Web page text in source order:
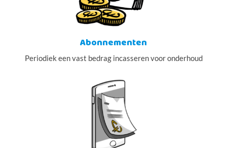
Abonnementen
Periodiek een vast bedrag incasseren voor onderhoud